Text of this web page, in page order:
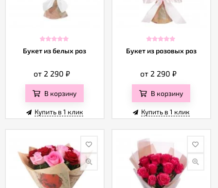
Букет из белых роз
от 2 290 ₽
В корзину
Купить в 1 клик
Букет из розовых роз
от 2 290 ₽
В корзину
Купить в 1 клик